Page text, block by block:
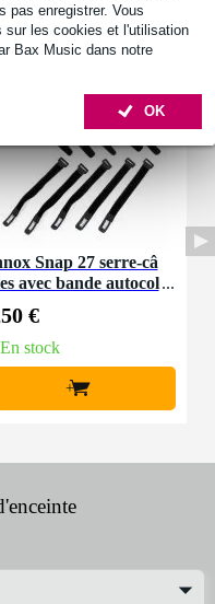
pas enregistrer. Vous
sur les cookies et l'utilisation
Bax Music dans notre
OK
Snap 27 serre-câ
avec bande autocol
€
En stock
+